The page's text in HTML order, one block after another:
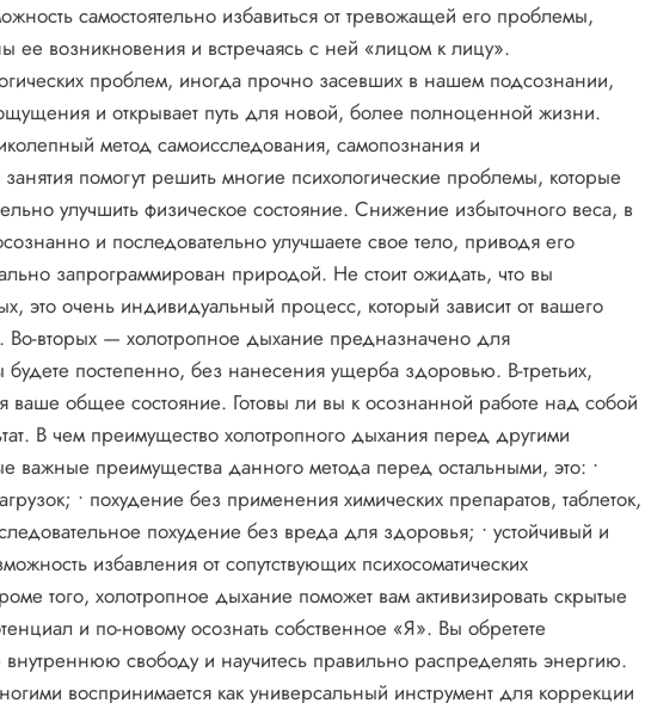
самостоятельно избавиться от тревожащей его проблемы,
ее возникновения и встречаясь с ней «лицом к лицу».
проблем, иногда прочно засевших в нашем подсознании,
и открывает путь для новой, более полноценной жизни.
метод самоисследования, самопознания и
помогут решить многие психологические проблемы, которые
улучшить физическое состояние. Снижение избыточного веса, в
и последовательно улучшаете свое тело, приводя его
запрограммирован природой. Не стоит ожидать, что вы
это очень индивидуальный процесс, который зависит от вашего
Во-вторых — холотропное дыхание предназначено для
будете постепенно, без нанесения ущерба здоровью. В-третьих,
ваше общее состояние. Готовы ли вы к осознанной работе над собой
В чем преимущество холотропного дыхания перед другими
важные преимущества данного метода перед остальными, это: •
• похудение без применения химических препаратов, таблеток,
похудение без вреда для здоровья; • устойчивый и
избавления от сопутствующих психосоматических
того, холотропное дыхание поможет вам активизировать скрытые
и по-новому осознать собственное «Я». Вы обретете
внутреннюю свободу и научитесь правильно распределять энергию.
воспринимается как универсальный инструмент для коррекции